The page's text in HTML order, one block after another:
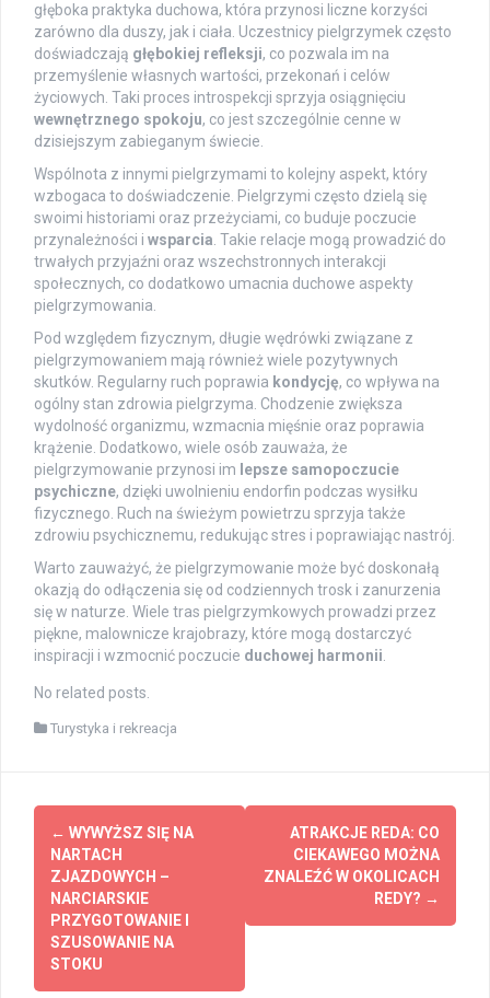
głęboka praktyka duchowa, która przynosi liczne korzyści
zarówno dla duszy, jak i ciała. Uczestnicy pielgrzymek często
doświadczają głębokiej refleksji, co pozwala im na
przemyślenie własnych wartości, przekonań i celów
życiowych. Taki proces introspekcji sprzyja osiągnięciu
wewnętrznego spokoju, co jest szczególnie cenne w
dzisiejszym zabieganym świecie.
Wspólnota z innymi pielgrzymami to kolejny aspekt, który
wzbogaca to doświadczenie. Pielgrzymi często dzielą się
swoimi historiami oraz przeżyciami, co buduje poczucie
przynależności i wsparcia . Takie relacje mogą prowadzić do
trwałych przyjaźni oraz wszechstronnych interakcji
społecznych, co dodatkowo umacnia duchowe aspekty
pielgrzymowania.
Pod względem fizycznym, długie wędrówki związane z
pielgrzymowaniem mają również wiele pozytywnych
skutków. Regularny ruch poprawia kondycję, co wpływa na
ogólny stan zdrowia pielgrzyma. Chodzenie zwiększa
wydolność organizmu, wzmacnia mięśnie oraz poprawia
krążenie. Dodatkowo, wiele osób zauważa, że
pielgrzymowanie przynosi im lepsze samopoczucie
psychiczne, dzięki uwolnieniu endorfin podczas wysiłku
fizycznego. Ruch na świeżym powietrzu sprzyja także
zdrowiu psychicznemu, redukując stres i poprawiając nastrój.
Warto zauważyć, że pielgrzymowanie może być doskonałą
okazją do odłączenia się od codziennych trosk i zanurzenia
się w naturze. Wiele tras pielgrzymkowych prowadzi przez
piękne, malownicze krajobrazy, które mogą dostarczyć
inspiracji i wzmocnić poczucie duchowej harmonii
No related posts.
Turystyka i rekreacja
Post
navigation
← WYWYŻSZ SIĘ NA
NARTACH
ZJAZDOWYCH –
NARCIARSKIE
PRZYGOTOWANIE I
SZUSOWANIE NA
STOKU
ATRAKCJE REDA: CO
CIEKAWEGO MOŻNA
ZNALEŹĆ W OKOLICACH
REDY? →